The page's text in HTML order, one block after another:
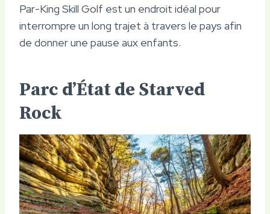
Par-King Skill Golf est un endroit idéal pour
interrompre un long trajet à travers le pays afin
de donner une pause aux enfants.
Parc d’État de Starved
Rock